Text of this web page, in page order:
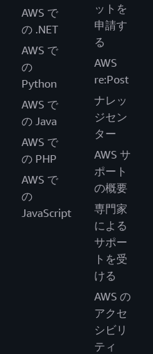
AWS で
の .NET
AWS で
の
Python
AWS で
の Java
AWS で
の PHP
AWS で
の
JavaScript
ットを
申請す
る
AWS
re:Post
ナレッ
ジセン
ター
AWS サ
ポート
の概要
専門家
による
サポー
トを受
ける
AWS の
アクセ
シビリ
ティ